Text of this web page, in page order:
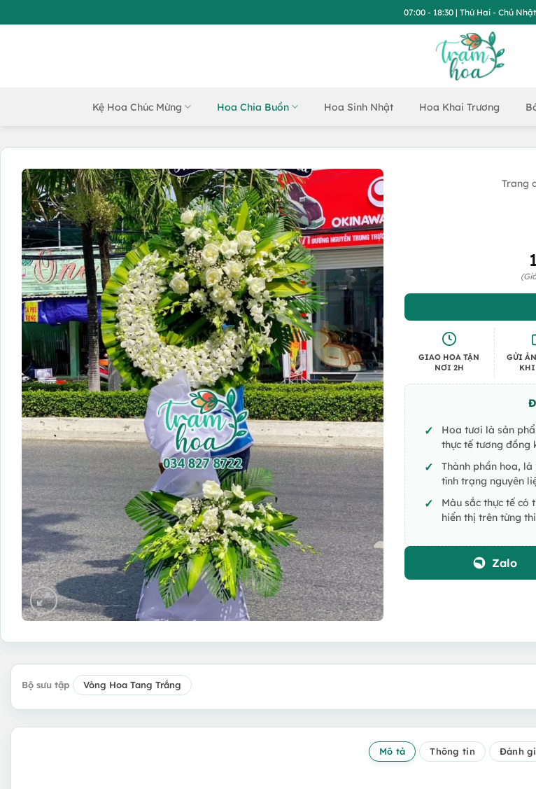
qua
07:00 - 18:30 | Thứ Hai - Chủ Nhật
Kệ Hoa Chúc Mừng Hoa Chia Buồn Hoa Sinh Nhật Hoa Khai Trương
Trang
GIAO HOA TẬN
NƠI 2H
GỬI
Hoa tươi là sản
thực tế tương đồng
Thành phần hoa,
tình trạng nguyên
Màu sắc thực tế có
hiển thị trên từng
Zalo
Bộ sưu tập Vòng Hoa Tang Trắng
Mô tả Thông tin Đánh